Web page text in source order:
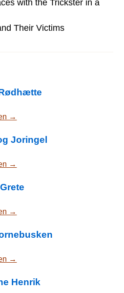
with the Trickster in a
Their Victims
→
Joringel
→
→
→
Henrik